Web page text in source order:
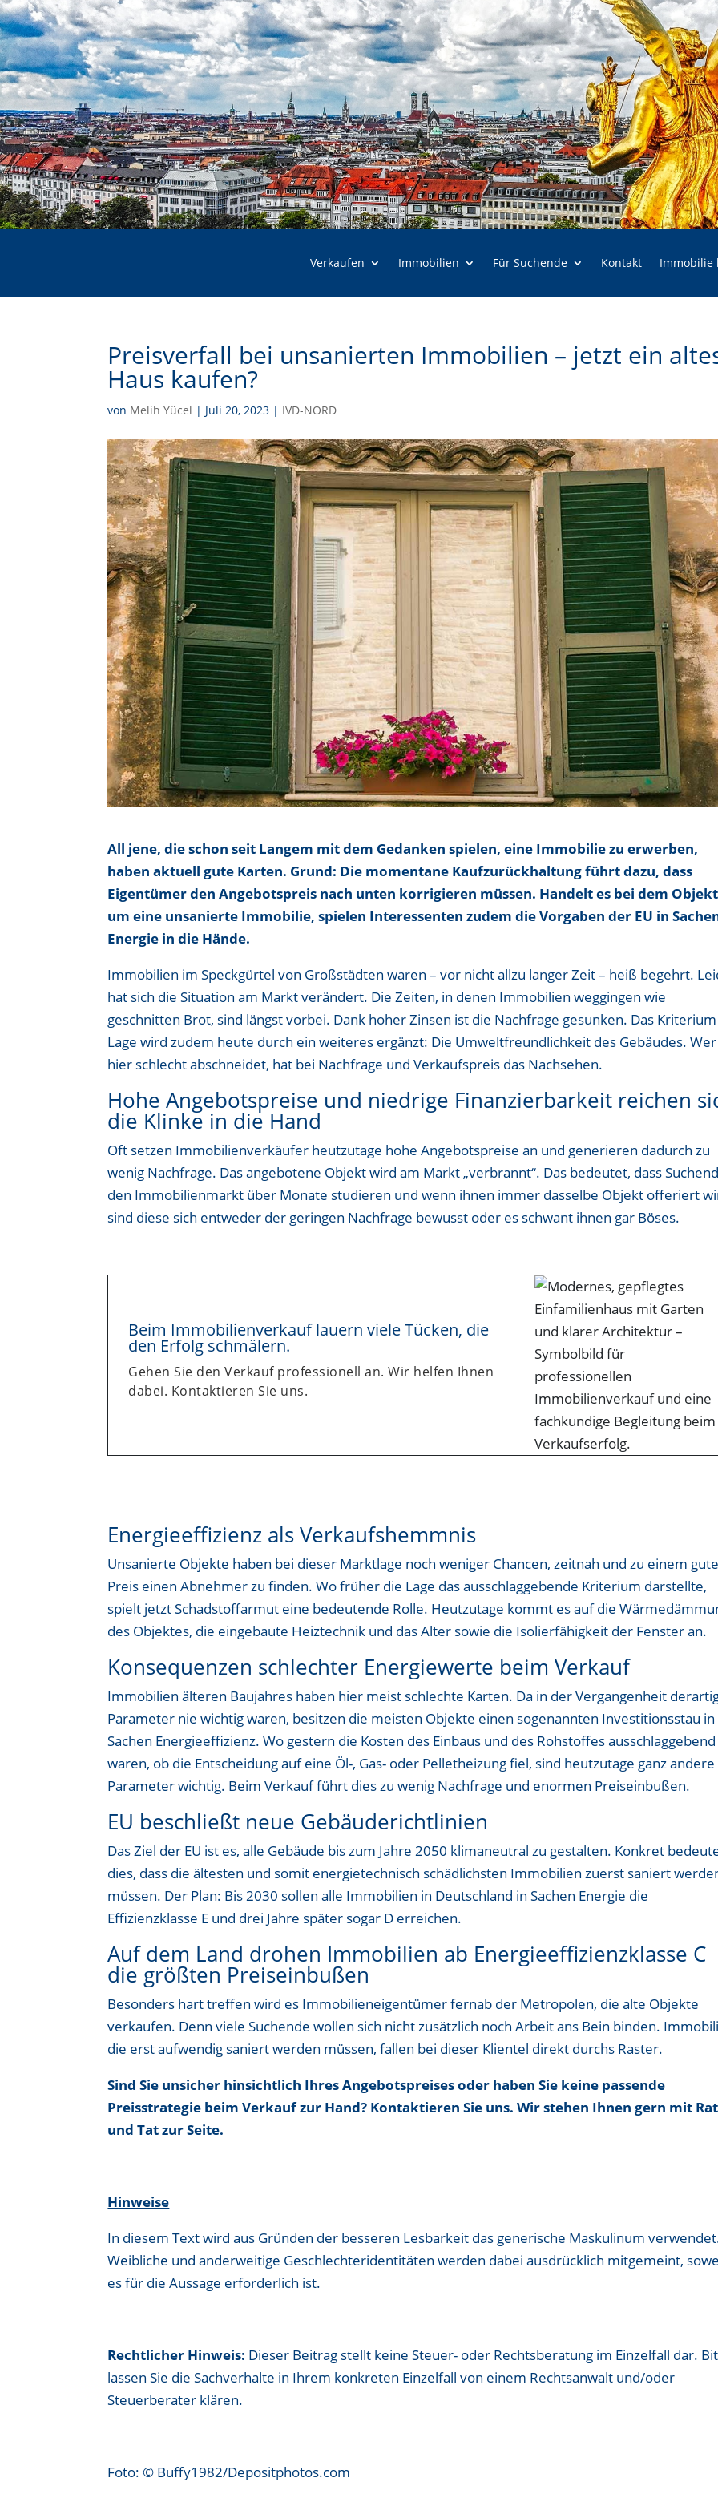
Verkaufen Immobilien Für Suchende Kontakt Immobilie
Preisverfall bei unsanierten Immobilien – jetzt ein
Haus kaufen?
von Melih Yücel | Juli 20, 2023 | IVD-NORD
All jene, die schon seit Langem mit dem Gedanken spielen, eine Immobilie zu erwerben,
haben aktuell gute Karten. Grund: Die momentane Kaufzurückhaltung führt dazu, dass
Eigentümer den Angebotspreis nach unten korrigieren müssen. Handelt es bei dem Objekt
um eine unsanierte Immobilie, spielen Interessenten zudem die Vorgaben der EU in
Energie in die Hände.
Immobilien im Speckgürtel von Großstädten waren – vor nicht allzu langer Zeit – heiß begehrt.
hat sich die Situation am Markt verändert. Die Zeiten, in denen Immobilien weggingen wie
geschnitten Brot, sind längst vorbei. Dank hoher Zinsen ist die Nachfrage gesunken. Das Kriterium
Lage wird zudem heute durch ein weiteres ergänzt: Die Umweltfreundlichkeit des Gebäudes. Wer
hier schlecht abschneidet, hat bei Nachfrage und Verkaufspreis das Nachsehen.
Hohe Angebotspreise und niedrige Finanzierbarkeit reichen
die Klinke in die Hand
Oft setzen Immobilienverkäufer heutzutage hohe Angebotspreise an und generieren dadurch zu
wenig Nachfrage. Das angebotene Objekt wird am Markt „verbrannt“. Das bedeutet, dass
den Immobilienmarkt über Monate studieren und wenn ihnen immer dasselbe Objekt offeriert
sind diese sich entweder der geringen Nachfrage bewusst oder es schwant ihnen gar Böses.
Beim Immobilienverkauf lauern viele Tücken, die
den Erfolg schmälern.
Gehen Sie den Verkauf professionell an. Wir helfen Ihnen
dabei. Kontaktieren Sie uns.
Energieeffizienz als Verkaufshemmnis
Unsanierte Objekte haben bei dieser Marktlage noch weniger Chancen, zeitnah und zu einem
Preis einen Abnehmer zu finden. Wo früher die Lage das ausschlaggebende Kriterium darstellte,
spielt jetzt Schadstoffarmut eine bedeutende Rolle. Heutzutage kommt es auf die
des Objektes, die eingebaute Heiztechnik und das Alter sowie die Isolierfähigkeit der Fenster an.
Konsequenzen schlechter Energiewerte beim Verkauf
Immobilien älteren Baujahres haben hier meist schlechte Karten. Da in der Vergangenheit
Parameter nie wichtig waren, besitzen die meisten Objekte einen sogenannten Investitionsstau in
Sachen Energieeffizienz. Wo gestern die Kosten des Einbaus und des Rohstoffes ausschlaggebend
waren, ob die Entscheidung auf eine Öl-, Gas- oder Pelletheizung fiel, sind heutzutage ganz andere
Parameter wichtig. Beim Verkauf führt dies zu wenig Nachfrage und enormen Preiseinbußen.
EU beschließt neue Gebäuderichtlinien
Das Ziel der EU ist es, alle Gebäude bis zum Jahre 2050 klimaneutral zu gestalten. Konkret
dies, dass die ältesten und somit energietechnisch schädlichsten Immobilien zuerst saniert
müssen. Der Plan: Bis 2030 sollen alle Immobilien in Deutschland in Sachen Energie die
Effizienzklasse E und drei Jahre später sogar D erreichen.
Auf dem Land drohen Immobilien ab Energieeffizienzklasse C
die größten Preiseinbußen
Besonders hart treffen wird es Immobilieneigentümer fernab der Metropolen, die alte Objekte
verkaufen. Denn viele Suchende wollen sich nicht zusätzlich noch Arbeit ans Bein binden.
die erst aufwendig saniert werden müssen, fallen bei dieser Klientel direkt durchs Raster.
Sind Sie unsicher hinsichtlich Ihres Angebotspreises oder haben Sie keine passende
Preisstrategie beim Verkauf zur Hand? Kontaktieren Sie uns. Wir stehen Ihnen gern mit Rat
und Tat zur Seite.
Hinweise
In diesem Text wird aus Gründen der besseren Lesbarkeit das generische Maskulinum
Weibliche und anderweitige Geschlechteridentitäten werden dabei ausdrücklich mitgemeint,
es für die Aussage erforderlich ist.
Rechtlicher Hinweis: Dieser Beitrag stellt keine Steuer- oder Rechtsberatung im Einzelfall dar.
lassen Sie die Sachverhalte in Ihrem konkreten Einzelfall von einem Rechtsanwalt und/oder
Steuerberater klären.
Foto: © Buffy1982/Depositphotos.com